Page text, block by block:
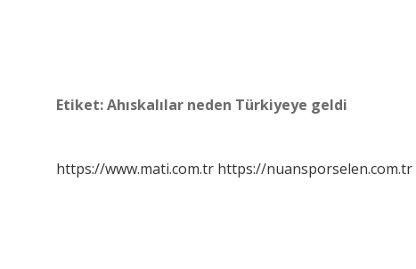
Etiket:Ahıskalılar neden Türkiyeye geldi
https://www.mati.com.tr https://nuansporselen.com.tr